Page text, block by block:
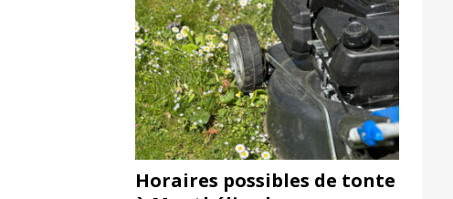
Horaires possibles de tonte